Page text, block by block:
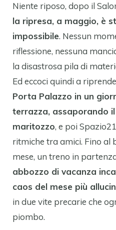
Niente riposo, dopo il
la ripresa, a maggio, è
impossibile. Nessun
riflessione, nessuna
la disastrosa pila di
Ed eccoci quindi a
Porta Palazzo in un
terrazza, assaporando
maritozzo, e poi
ritmiche tra amici. Fino al
mese, un treno in
abbozzo di vacanza
caos del mese più
in due vite precarie che
piombo.